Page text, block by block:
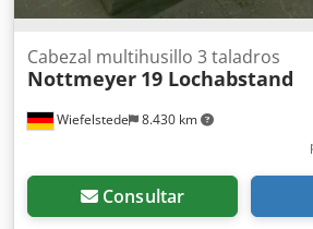
Wiefelstede 8.430 km
Cabezal multihusillo 3 taladros
Nottmeyer 19 Lochabstand
Consultar